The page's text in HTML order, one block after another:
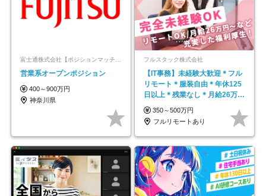
富士通株式会社【ポジションマッチ登録】
営業系オープンポジション
400～900万円
神奈川県
フルスタック株式会社
【IT事務】未経験大歓迎＊フル
リモート＊服装自由＊年休125
日以上＊残業なし＊月給26万円
以上
350～500万円
フルリモートあり